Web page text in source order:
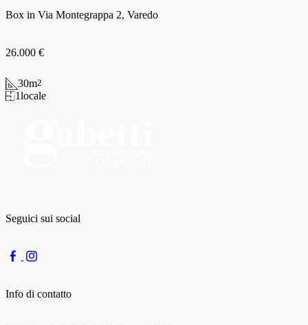
Box in Via Montegrappa 2, Varedo
26.000 €
30m2
1locale
Seguici sui social
Info di contatto